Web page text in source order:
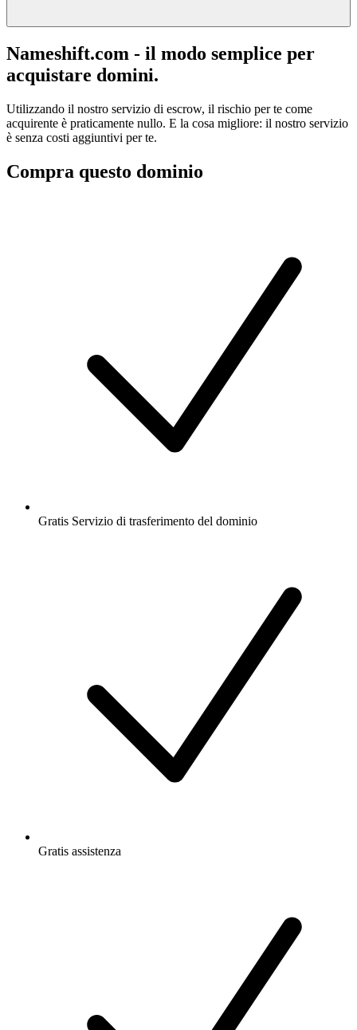
Nameshift.com - il modo semplice per
acquistare domini.
Utilizzando il nostro servizio di escrow, il rischio per te come
acquirente è praticamente nullo. E la cosa migliore: il nostro servizio
è senza costi aggiuntivi per te.
Compra questo dominio
Gratis Servizio di trasferimento del dominio
Gratis assistenza